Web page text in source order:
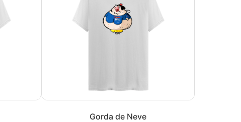
Gorda de Neve